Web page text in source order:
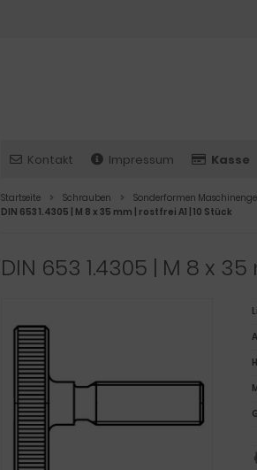
Kontakt Impressum Kasse
Startseite Schrauben Sonderformen
DIN 653 1.4305 | M 8 x 35 mm | rostfrei A1 | 10 Stück
DIN 653 1.4305 | M 8 x